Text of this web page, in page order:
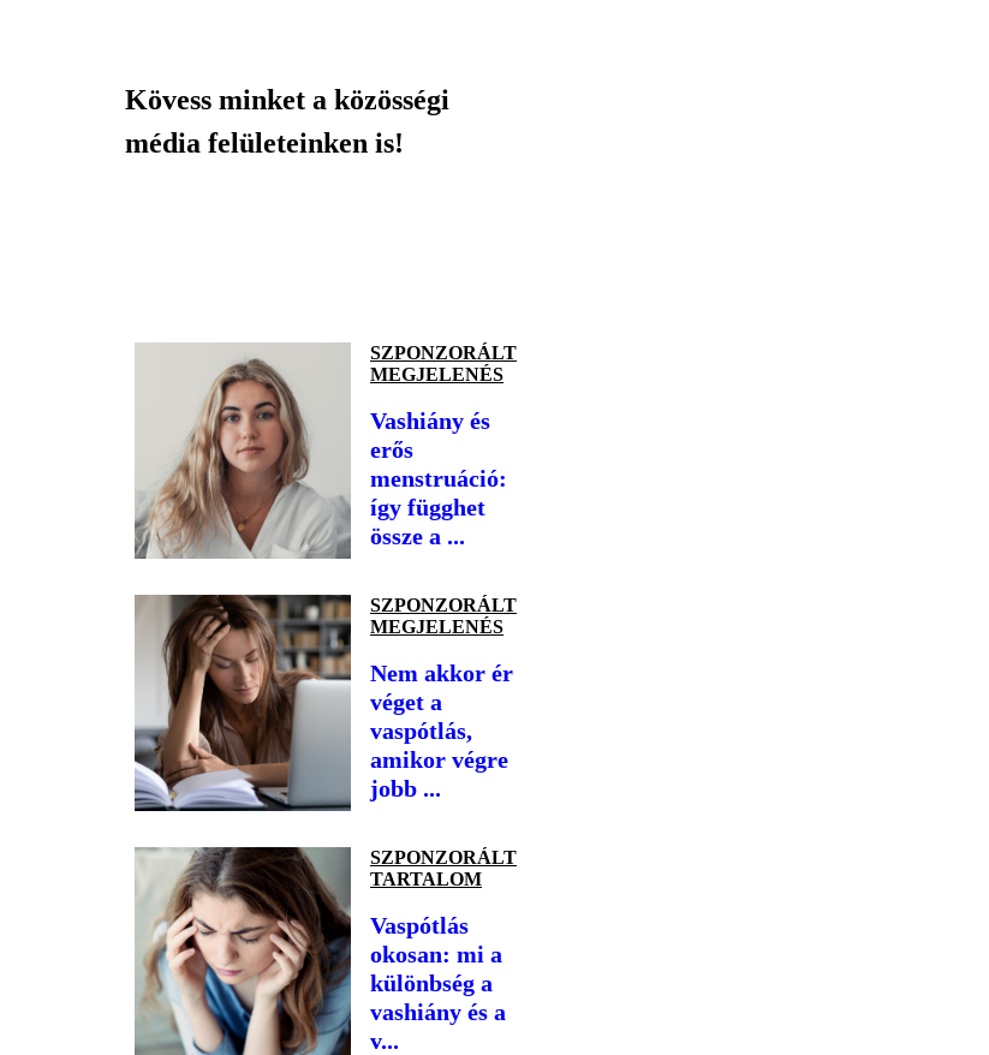
Kövess minket a közösségi
média felületeinken is!
SZPONZORÁLT
MEGJELENÉS
Vashiány és
erős
menstruáció:
így függhet
össze a ...
SZPONZORÁLT
MEGJELENÉS
Nem akkor ér
véget a
vaspótlás,
amikor végre
jobb ...
SZPONZORÁLT
TARTALOM
Vaspótlás
okosan: mi a
különbség a
vashiány és a
v...